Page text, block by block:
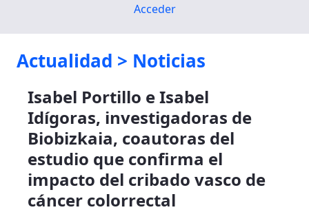
Acceder
Actualidad > Noticias
Isabel Portillo e Isabel
Idígoras, investigadoras de
Biobizkaia, coautoras del
estudio que confirma el
impacto del cribado vasco de
cáncer colorrectal